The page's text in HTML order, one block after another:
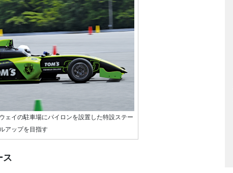
ェイの駐車場にパイロンを設置した特設ステー
アップを目指す
ス